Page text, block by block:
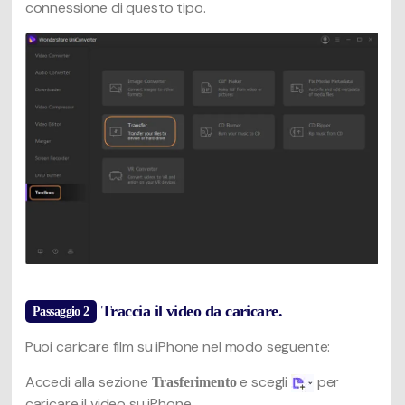
connessione di questo tipo.
Passaggio 2 Traccia il video da caricare.
Puoi caricare film su iPhone nel modo seguente:
Accedi alla sezione Trasferimentoe scegli
per